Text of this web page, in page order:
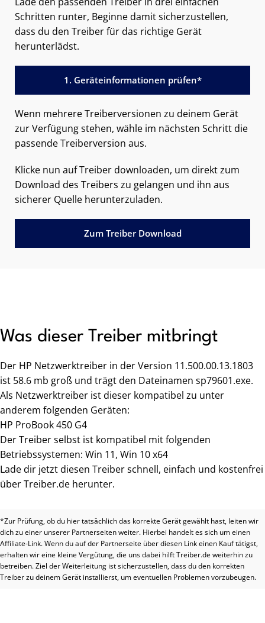
Schritten runter, Beginne damit sicherzustellen,
dass du den Treiber für das richtige Gerät
herunterlädst.
1. Geräteinformationen prüfen*
Wenn mehrere Treiberversionen zu deinem Gerät
zur Verfügung stehen, wähle im nächsten Schritt die
passende Treiberversion aus.
Klicke nun auf Treiber downloaden, um direkt zum
Download des Treibers zu gelangen und ihn aus
sicherer Quelle herunterzuladen.
Zum Treiber Download
Was dieser Treiber mitbringt
Der HP Netzwerktreiber in der Version 11.500.00.13.1803
ist 58.6 mb groß und trägt den Dateinamen sp79601.exe.
Als Netzwerktreiber ist dieser kompatibel zu unter
anderem folgenden Geräten:
HP ProBook 450 G4
Der Treiber selbst ist kompatibel mit folgenden
Betriebssystemen: Win 11, Win 10 x64
Lade dir jetzt diesen Treiber schnell, einfach und kostenfrei
über Treiber.de herunter.
*Zur Prüfung, ob du hier tatsächlich das korrekte Gerät gewählt hast, leiten wir
dich zu einer unserer Partnerseiten weiter. Hierbei handelt es sich um einen
Affiliate-Link. Wenn du auf der Partnerseite über diesen Link einen Kauf tätigst,
erhalten wir eine kleine Vergütung, die uns dabei hilft Treiber.de weiterhin zu
betreiben. Ziel der Weiterleitung ist sicherzustellen, dass du den korrekten
Treiber zu deinem Gerät installierst, um eventuellen Problemen vorzubeugen.